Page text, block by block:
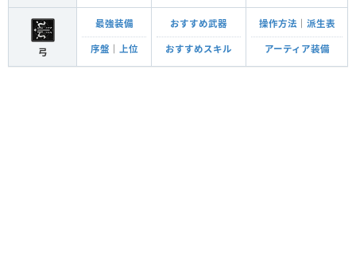
弓
最強装備
序盤 上位
おすすめ武器
おすすめスキル
操作方法 派生表
アーティア装備